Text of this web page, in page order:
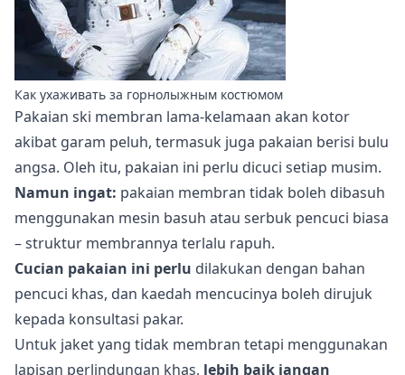
Как ухаживать за горнолыжным костюмом
Pakaian ski membran lama-kelamaan akan kotor
akibat garam peluh, termasuk juga pakaian berisi bulu
angsa. Oleh itu, pakaian ini perlu dicuci setiap musim.
Namun ingat: pakaian membran tidak boleh dibasuh
menggunakan mesin basuh atau serbuk pencuci biasa
– struktur membrannya terlalu rapuh.
Cucian pakaian ini perlu dilakukan dengan bahan
pencuci khas, dan kaedah mencucinya boleh dirujuk
kepada konsultasi pakar.
Untuk jaket yang tidak membran tetapi menggunakan
lapisan perlindungan khas, lebih baik jangan